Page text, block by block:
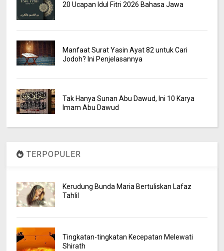
20 Ucapan Idul Fitri 2026 Bahasa Jawa
Manfaat Surat Yasin Ayat 82 untuk Cari
Jodoh? Ini Penjelasannya
Tak Hanya Sunan Abu Dawud, Ini 10 Karya
Imam Abu Dawud
TERPOPULER
Kerudung Bunda Maria Bertuliskan Lafaz
Tahlil
Tingkatan-tingkatan Kecepatan Melewati
Shirath